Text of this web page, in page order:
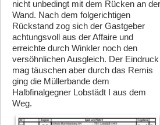
nicht unbedingt mit dem Rücken an der
Wand. Nach dem folgerichtigen
Rückstand zog sich der Gastgeber
achtungsvoll aus der Affaire und
erreichte durch Winkler noch den
versöhnlichen Ausgleich. Der Eindruck
mag täuschen aber durch das Remis
ging die Müllerbande dem
Halbfinalgegner Lobstädt I aus dem
Weg.